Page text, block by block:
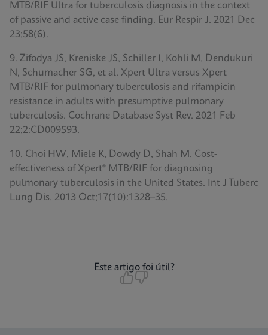
MTB/RIF Ultra for tuberculosis diagnosis in the context
of passive and active case finding. Eur Respir J. 2021 Dec
23;58(6).
9. Zifodya JS, Kreniske JS, Schiller I, Kohli M, Dendukuri
N, Schumacher SG, et al. Xpert Ultra versus Xpert
MTB/RIF for pulmonary tuberculosis and rifampicin
resistance in adults with presumptive pulmonary
tuberculosis. Cochrane Database Syst Rev. 2021 Feb
22;2:CD009593.
10. Choi HW, Miele K, Dowdy D, Shah M. Cost-
effectiveness of Xpert® MTB/RIF for diagnosing
pulmonary tuberculosis in the United States. Int J Tuberc
Lung Dis. 2013 Oct;17(10):1328–35.
Este artigo foi útil?